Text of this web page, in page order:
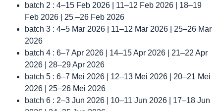
batch 2 : 4–15 Feb 2026 | 11–12 Feb 2026 | 18–19
Feb 2026 | 25 –26 Feb 2026
batch 3 : 4–5 Mar 2026 | 11–12 Mar 2026 | 25–26 Mar
2026
batch 4 : 6–7 Apr 2026 | 14–15 Apr 2026 | 21–22 Apr
2026 | 28–29 Apr 2026
batch 5 : 6–7 Mei 2026 | 12–13 Mei 2026 | 20–21 Mei
2026 | 25–26 Mei 2026
batch 6 : 2–3 Jun 2026 | 10–11 Jun 2026 | 17–18 Jun